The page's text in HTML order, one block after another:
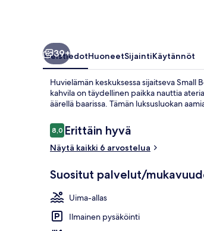
39+
YleistiedotHuoneetSijaintiKäytännöt
Huvielämän keskuksessa sijaitseva Small
kahvila on täydellinen paikka nauttia
äärellä baarissa. Tämän luksusluokan
Arvostelut
8,08,0 kautta 10.
Erittäin hyvä
Näytä kaikki 6 arvostelua
Suositut palvelut/
Uima-allas
Ilmainen pysäköinti